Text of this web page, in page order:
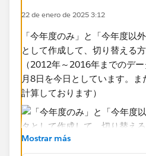
22 de enero de 2025 3:12
「今年度のみ」と「今年度以
として作成して、切り替える
（2012年～2016年までのデ
月8日を今日としています。
計算しております）
Mostrar más